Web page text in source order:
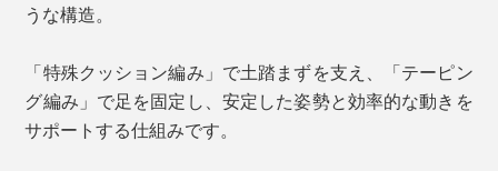
うな構造。
「特殊クッション編み」で土踏まずを支え、「テーピン
グ編み」で足を固定し、安定した姿勢と効率的な動きを
サポートする仕組みです。